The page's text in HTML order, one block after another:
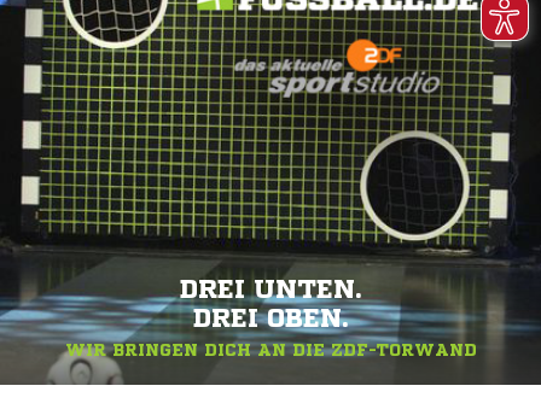
DREI UNTEN.
DREI OBEN.
WIR BRINGEN DICH AN DIE ZDF-TORWAND